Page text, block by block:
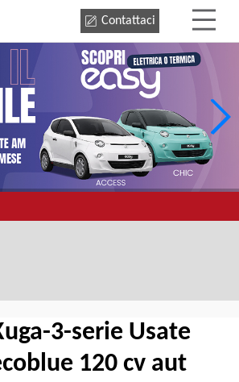
Contattaci
3-serie Usate
120 cv aut